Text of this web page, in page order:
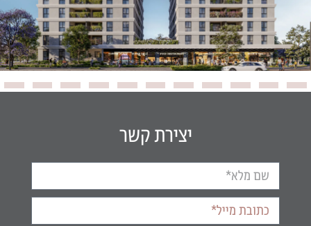
יצירת קשר